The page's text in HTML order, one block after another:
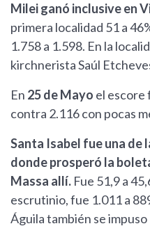
Milei ganó inclusive en
primera localidad 51 a
1.758 a 1.598. En la
kirchnerista Saúl
En 25 de Mayo el escore
contra 2.116 con pocas
Santa Isabel fue una de
donde prosperó la
Massa allí. Fue 51,9 a
escrutinio, fue 1.011 a
Águila también se impuso